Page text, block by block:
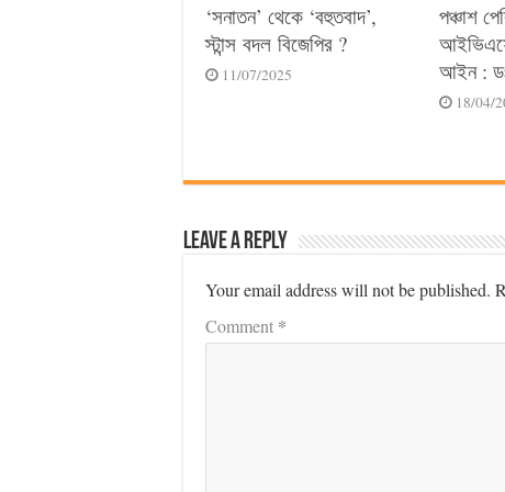
‘সনাতন’ থেকে ‘বহুতবাদ’,
স্টান্স বদল বিজেপির ?
11/07/2025
পঞ্চাশ
আইন :
18/04/
Leave a Reply
Your email address will not be published.
Comment *